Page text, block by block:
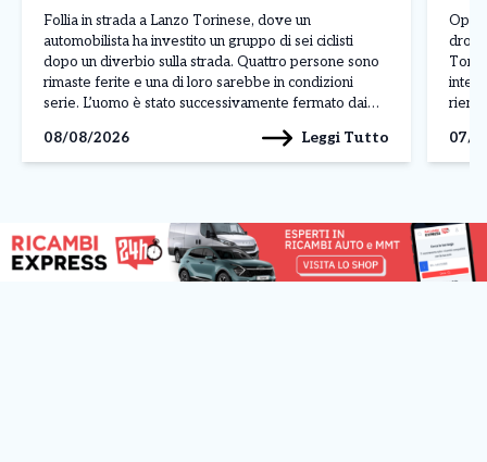
Follia in strada a Lanzo Torinese, dove un
automobilista ha investito un gruppo di sei ciclisti
dopo un diverbio sulla strada. Quattro persone sono
rimaste ferite e una di loro sarebbe in condizioni
serie. L’uomo è stato successivamente fermato dai
raccontare la dinamica dell’accaduto è stato uno dei
[…]
08/08/2026 Leggi Tutto
a
07/